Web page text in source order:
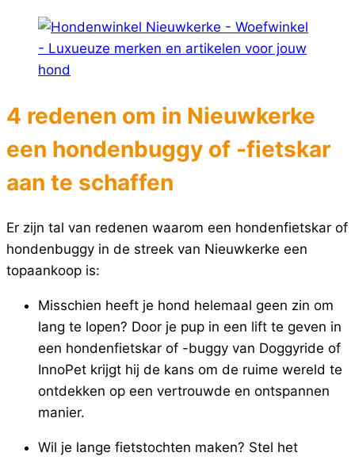
4 redenen om in Nieuwkerke
een hondenbuggy of -fietskar
aan te schaffen
Er zijn tal van redenen waarom een hondenfietskar of
hondenbuggy in de streek van Nieuwkerke een
topaankoop is:
Misschien heeft je hond helemaal geen zin om
lang te lopen? Door je pup in een lift te geven in
een hondenfietskar of -buggy van Doggyride of
InnoPet krijgt hij de kans om de ruime wereld te
ontdekken op een vertrouwde en ontspannen
manier.
Wil je lange fietstochten maken? Stel het